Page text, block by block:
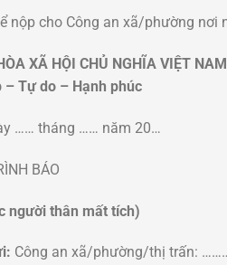
nộp cho Công an xã/phường
XÃ HỘI CHỦ NGHĨA VIỆT NAM
– Tự do – Hạnh phúc
…… tháng …… năm 20…
BÁO
người thân mất tích)
Công an xã/phường/thị trấn: